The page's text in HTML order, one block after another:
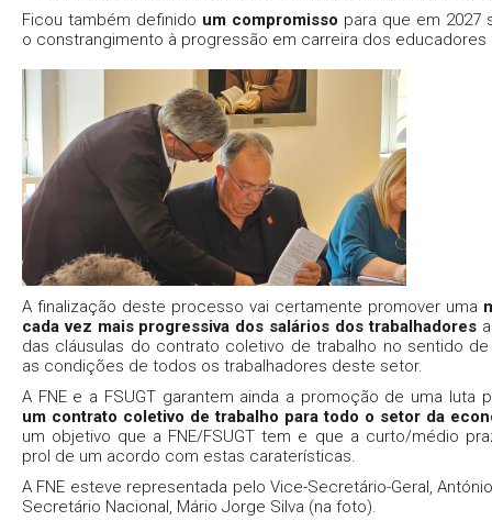
Ficou também definido um compromisso para que em 2027
o constrangimento à progressão em carreira dos
A finalização deste processo vai certamente promover uma
cada vez mais progressiva dos salários dos trabalhadores
das cláusulas do contrato coletivo de trabalho no sentido
as condições de todos os trabalhadores deste setor.
A FNE e a FSUGT garantem ainda a promoção de uma luta
um contrato coletivo de trabalho para todo o setor da
um objetivo que a FNE/FSUGT tem e que a curto/médio
prol de um acordo com estas caraterísticas.
A FNE esteve representada pelo Vice-Secretário-Geral,
Secretário Nacional, Mário Jorge Silva (na foto).